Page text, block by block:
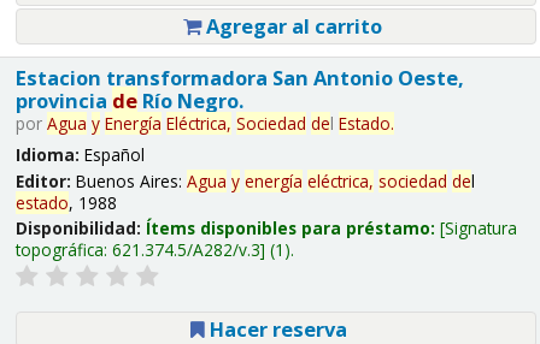
Agregar al carrito
Estacion transformadora San Antonio Oeste,
provincia deRío Negro.
por Agua y Energía Eléctrica, Sociedad del Estado.
Idioma: Español
Editor: Buenos Aires: Agua y energía eléctrica, sociedad del
estado, 1988
Disponibilidad: Ítems disponibles para préstamo: Signatura
topográfica: 621.374.5/A282/v.3 (1).
Hacer reserva